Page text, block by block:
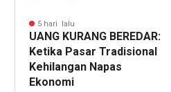
5 hari lalu
UANG KURANG BEREDAR:
Ketika Pasar Tradisional
Kehilangan Napas
Ekonomi